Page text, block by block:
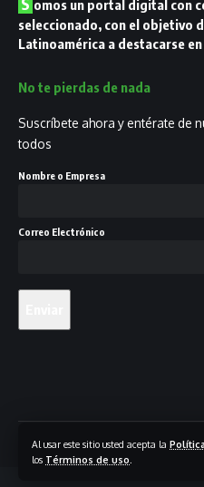
Al usar este sitio usted acepta la
los Términos de uso
omos un portal digital con
seleccionado, con el objetivo
Latinoamérica a destacarse
No te pierdas de nada
Suscríbete ahora y entérate de
todos
Nombre o Empresa
Correo Electrónico
© 2023 GrowthLab -